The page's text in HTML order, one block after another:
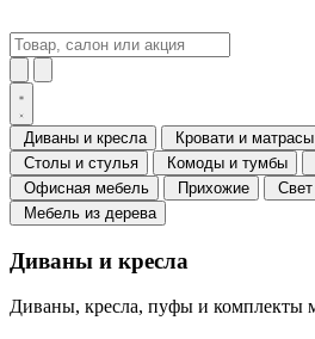
Диваны и кресла Кровати и матрасы
Столы и стулья
Комоды и тумбы
Офисная мебель
Прихожие Свет
Мебель из дерева
Диваны и кресла
Диваны, кресла, пуфы и комплекты